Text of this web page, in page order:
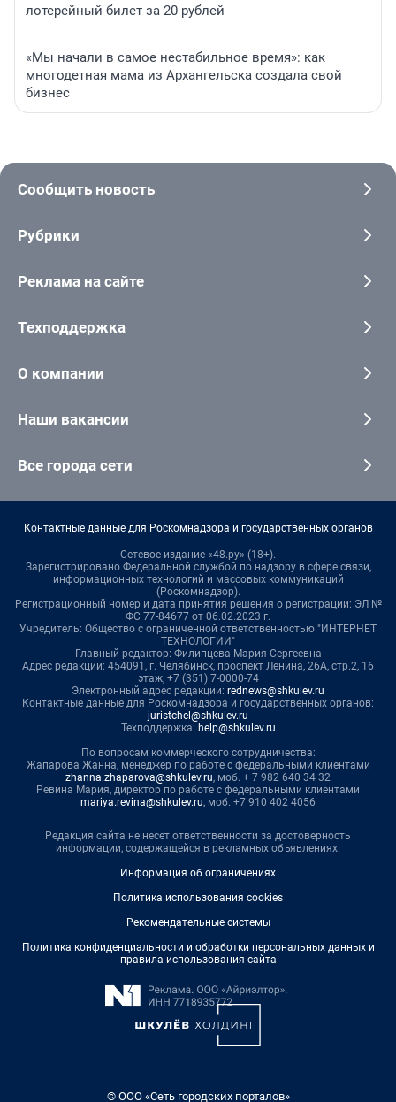
лотерейный билет за 20 рублей
«Мы начали в самое нестабильное время»: как
многодетная мама из Архангельска создала свой
бизнес
Сообщить новость
Рубрики
Реклама на сайте
Техподдержка
О компании
Наши вакансии
Все города сети
Контактные данные для Роскомнадзора и государственных органов
Сетевое издание «48.ру» (18+).
Зарегистрировано Федеральной службой по надзору в сфере связи,
информационных технологий и массовых коммуникаций
(Роскомнадзор).
Регистрационный номер и дата принятия решения о регистрации: ЭЛ №
ФС 77-84677 от 06.02.2023 г.
Учредитель: Общество с ограниченной ответственностью "ИНТЕРНЕТ
ТЕХНОЛОГИИ"
Главный редактор: Филипцева Мария Сергеевна
Адрес редакции: 454091, г. Челябинск, проспект Ленина, 26А, стр.2, 16
этаж, +7 (351) 7-0000-74
Электронный адрес редакции: rednews@shkulev.ru
Контактные данные для Роскомнадзора и государственных органов:
juristchel@shkulev.ru
Техподдержка: help@shkulev.ru
По вопросам коммерческого сотрудничества:
Жапарова Жанна, менеджер по работе с федеральными клиентами
zhanna.zhaparova@shkulev.ru, моб. + 7 982 640 34 32
Ревина Мария, директор по работе с федеральными клиентами
mariya.revina@shkulev.ru, моб. +7 910 402 4056
Редакция сайта не несет ответственности за достоверность
информации, содержащейся в рекламных объявлениях.
Информация об ограничениях
Политика использования cookies
Рекомендательные системы
Политика конфиденциальности и обработки персональных данных и
правила использования сайта
© ООО «Сеть городских порталов»